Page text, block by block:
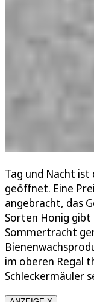
Tag und Nacht ist
geöffnet. Eine
angebracht, das
Sorten Honig gibt
Sommertracht
im oberen Regal
Schleckermäuler